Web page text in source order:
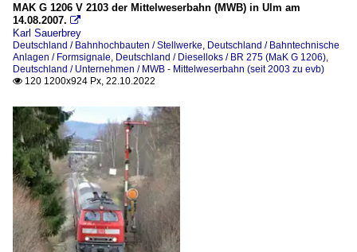
MAK G 1206 V 2103 der Mittelweserbahn (MWB) in Ulm am
14.08.2007. 
Karl Sauerbrey
Deutschland / Bahnhochbauten / Stellwerke, Deutschland / Bahntechnische
Anlagen / Formsignale, Deutschland / Dieselloks / BR 275 (MaK G 1206),
Deutschland / Unternehmen / MWB - Mittelweserbahn (seit 2003 zu evb)
 120 1200x924 Px, 22.10.2022